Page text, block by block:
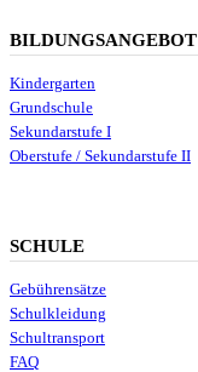
BILDUNGSANGEBOT
Kindergarten
Grundschule
Sekundarstufe I
Oberstufe / Sekundarstufe II
SCHULE
Gebührensätze
Schulkleidung
Schultransport
FAQ